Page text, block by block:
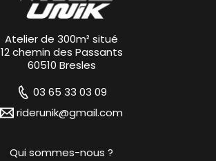
Atelier de 300m² situé
12 chemin des Passants
60510 Bresles
03 65 33 03 09
riderunik@gmail.com
Qui sommes-nous ?